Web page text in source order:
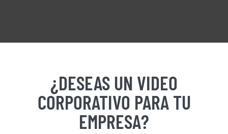
¿DESEAS UN VIDEO
CORPORATIVO PARA TU
EMPRESA?